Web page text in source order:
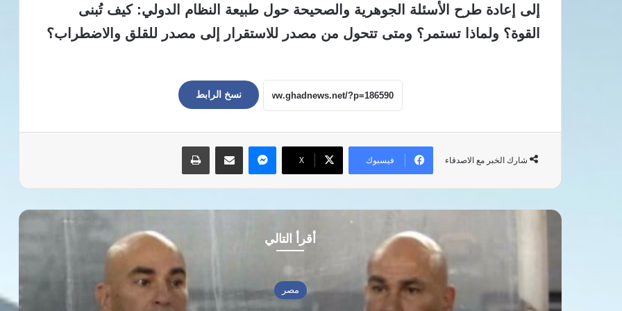
إلى إعادة طرح الأسئلة الجوهرية والصحيحة حول طبيعة النظام الدولي: كيف تُبنى
القوة؟ ولماذا تستمر؟ ومتى تتحول من مصدر للاستقرار إلى مصدر للقلق والاضطراب؟
نسخ الرابط
شارك الخبر مع الاصدقاء فيسبوك ‫X
ماسنجر مشاركة عبر البريد طباعة
أقرأ التالي
مصر